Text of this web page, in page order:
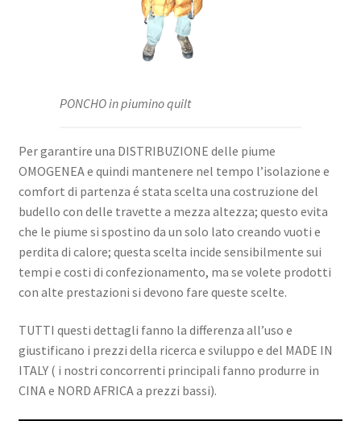
PONCHO in piumino quilt
Per garantire una DISTRIBUZIONE delle piume
OMOGENEA e quindi mantenere nel tempo l’isolazione e
comfort di partenza é stata scelta una costruzione del
budello con delle travette a mezza altezza; questo evita
che le piume si spostino da un solo lato creando vuoti e
perdita di calore; questa scelta incide sensibilmente sui
tempi e costi di confezionamento, ma se volete prodotti
con alte prestazioni si devono fare queste scelte.
TUTTI questi dettagli fanno la differenza all’uso e
giustificano i prezzi della ricerca e sviluppo e del MADE IN
ITALY ( i nostri concorrenti principali fanno produrre in
CINA e NORD AFRICA a prezzi bassi).